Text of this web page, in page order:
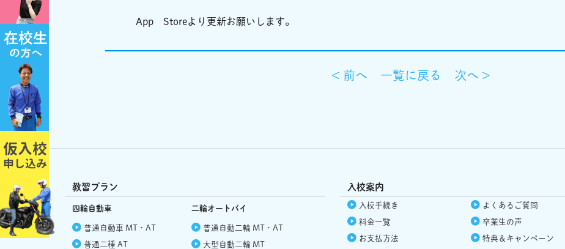
App Storeより更新お願いします。
< 前へ 一覧に戻る 次へ >
教習プラン
四輪自動車
普通自動車 MT・AT
普通二種 AT
二輪オートバイ
普通自動二輪 MT・AT
大型自動二輪 MT
入校案内
入校手続き
料金一覧
お支払方法
よくあるご質問
卒業生の声
特典＆ キャンペーン